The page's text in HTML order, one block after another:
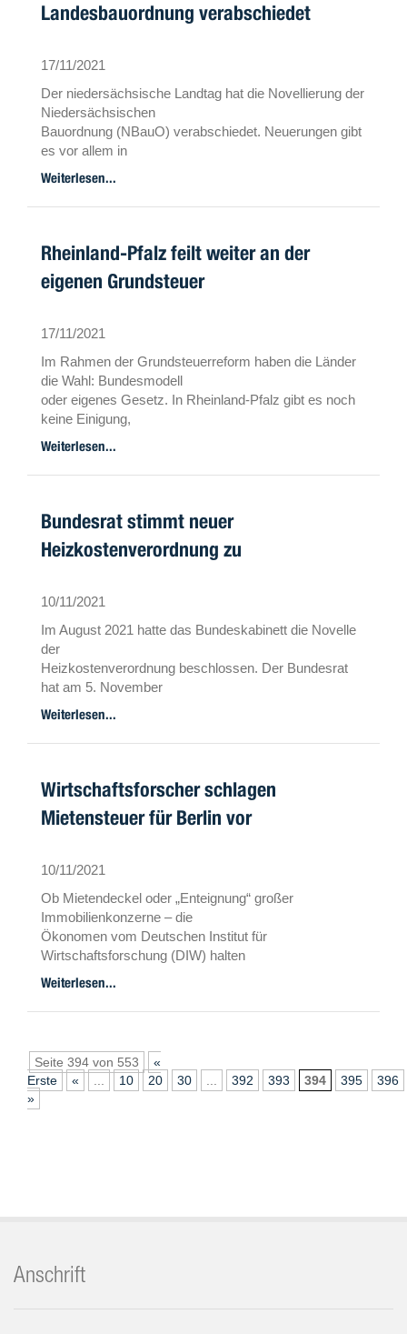
Landesbauordnung verabschiedet
17/11/2021
Der niedersächsische Landtag hat die Novellierung der
Niedersächsischen
Bauordnung (NBauO) verabschiedet. Neuerungen gibt
es vor allem in
Sachen Bauantrag, beim Brandschutz und hinsichtlich
der sogenannten
„Solarpflicht“ für Neubauten.
Weiterlesen...
Rheinland-Pfalz feilt weiter an der
eigenen Grundsteuer
17/11/2021
Im Rahmen der Grundsteuerreform haben die Länder
die Wahl: Bundesmodell
oder eigenes Gesetz. In Rheinland-Pfalz gibt es noch
keine Einigung,
aber der Landtag hat einen Entwurf der oppositionellen
CDU beraten, der
gar nicht nach dem Geschmack der Regierung ist.
Weiterlesen...
Bundesrat stimmt neuer
Heizkostenverordnung zu
10/11/2021
Im August 2021 hatte das Bundeskabinett die Novelle
der
Heizkostenverordnung beschlossen. Der Bundesrat
hat am 5. November
zugestimmt – unter einer Bedingung: Die
Auswirkungen der Neuregelungen
sollen nach drei Jahren evaluiert werden.
Weiterlesen...
Wirtschaftsforscher schlagen
Mietensteuer für Berlin vor
10/11/2021
Ob Mietendeckel oder „Enteignung“ großer
Immobilienkonzerne – die
Ökonomen vom Deutschen Institut für
Wirtschaftsforschung (DIW) halten
solche Ideen für fragwürdige Versuche, den steigenden
Wohnungskosten in
Berlin etwas entgegenzusetzen. Sie schlagen eine
Weiterlesen...
Seite 394 von 553
«
Erste
« 10 20 30 392 393 394 395
396
»
Anschrift